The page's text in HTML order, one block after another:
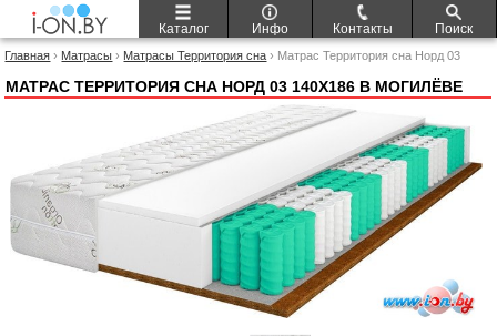
Каталог Инфо Контакты Поиск
Главная › Матрасы › Матрасы Территория сна › Матрас Территория сна Норд 03
МАТРАС ТЕРРИТОРИЯ СНА НОРД 03 140X186 В МОГИЛЁВЕ